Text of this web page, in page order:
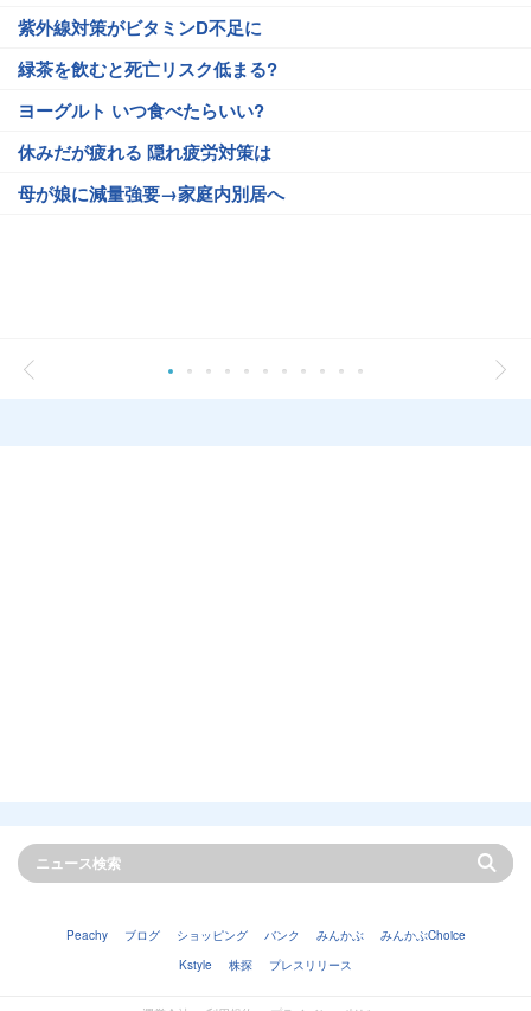
紫外線対策がビタミンD不足に
緑茶を飲むと死亡リスク低まる?
ヨーグルト いつ食べたらいい?
休みだが疲れる 隠れ疲労対策は
母が娘に減量強要→家庭内別居へ
Peachy ブログ ショッピング バンク みんかぶ
みんかぶChoice
Kstyle
株探 プレスリリース